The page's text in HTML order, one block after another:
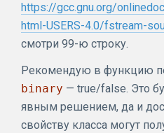
https://gcc.gnu.org/
html-USERS-4.0/fstream-
смотри 99-ю строку.
Рекомендую в функцию
binary — true/false. Это
явным решением, да и
свойству класса могут